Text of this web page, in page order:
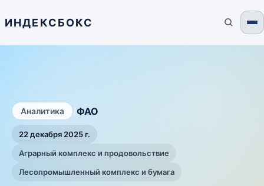
ИНДЕКСБОКС
Аналитика ФАО
22 декабря 2025 г.
Аграрный комплекс и продовольствие
Лесопромышленный комплекс и бумага